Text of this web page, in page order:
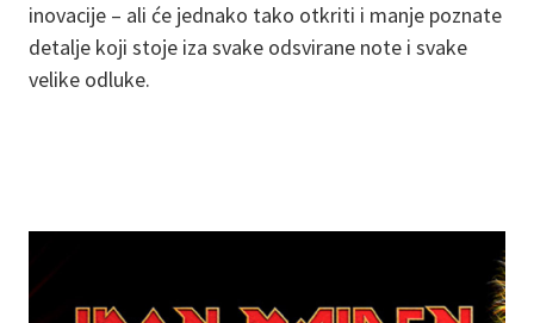
inovacije – ali će jednako tako otkriti i manje poznate
detalje koji stoje iza svake odsvirane note i svake
velike odluke.